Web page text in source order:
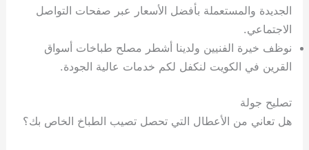
الجديدة والمستعملة بأفضل الأسعار عبر صفحات التواصل
الاجتماعي.
نوظف خيرة الفنيين ولدينا أشطر مصلح طباخات أسواق
القرين في الكويت لنكفل لكم خدمات عالية الجودة.
تصليح جولة
هل تعاني من الأعطال التي تحصل تصيب الطباخ الخاص بك؟